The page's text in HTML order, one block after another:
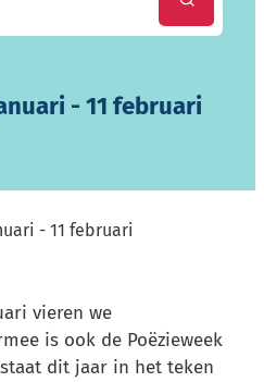
Zoeken
- 11 februari
- 11 februari
vieren we
is ook de Poëzieweek
dit jaar in het teken